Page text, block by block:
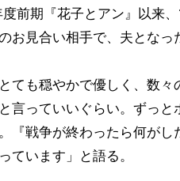
前期『花子とアン』以来
お見合い相手で、夫となっ
ても穏やかで優しく、数
と言っていいぐらい。ずっ
『戦争が終わったら何が
ています」と語る。